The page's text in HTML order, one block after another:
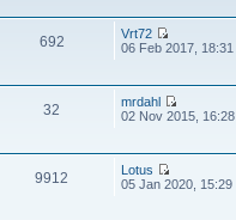
692
Vrt72
06 Feb 2017, 18:31
32
mrdahl
02 Nov 2015, 16:28
9912
Lotus
05 Jan 2020, 15:29